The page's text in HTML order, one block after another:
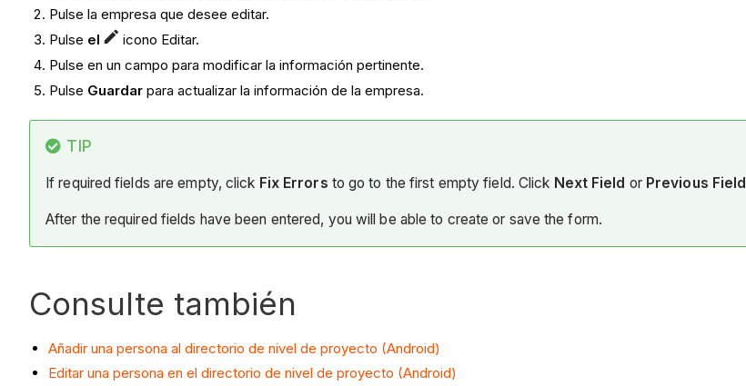
Pulse la empresa que desee editar.
Pulse el
icono Editar.
Pulse en un campo para modificar la información pertinente.
Pulse Guardarpara actualizar la información de la empresa.
TIP
If required fields are empty, click Fix Errors to go to the first empty field. Click Next Field or Previous Field
After the required fields have been entered, you will be able to create or save the form.
Consulte también
Añadir una persona al directorio de nivel de proyecto (Android)
Editar una persona en el directorio de nivel de proyecto (Android)